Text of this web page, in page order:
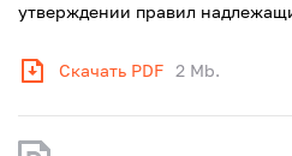
утверждении правил
Скачать PDF 2 Mb.